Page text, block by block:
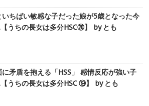
いちばい敏感な子だった娘が5歳となった今
うちの長女は多分HSC⑳】 by とも
に矛盾を抱える「HSS」 感情反応が強い子
うちの長女は多分HSC ⑲】 by とも